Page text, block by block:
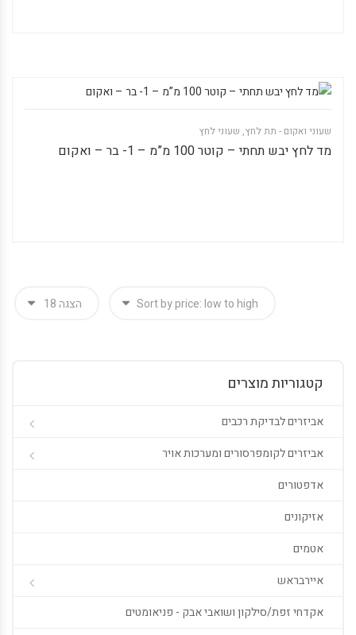
שעוני ואקום - תת לחץ, שעוני לחץ
מד לחץ יבש תחתי – קוטר 100 מ”מ – 1- בר – ואקום
קטגוריות מוצרים
אביזרים לבדיקת רכבים
אביזרים לקומפרסורים ומערכות אויר
אדפטורים
אזיקונים
אטמים
איירבראש
אקדחי זפת/סילקון ושואבי אבק - פניאומטים